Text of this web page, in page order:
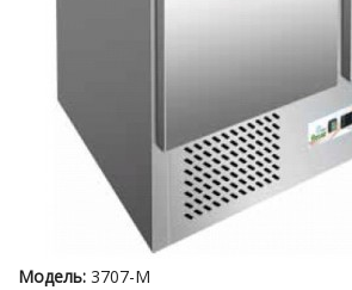
Модель: 3707-M